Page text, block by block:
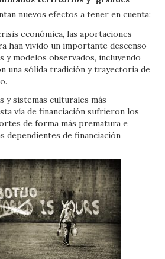
nuevos efectos a tener en cuenta:
económica, las aportaciones
han vivido un importante descenso
y modelos observados, incluyendo
una sólida tradición y trayectoria de
y sistemas culturales más
vía de financiación sufrieron los
de forma más prematura e
dependientes de financiación